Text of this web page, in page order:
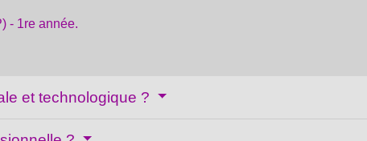
- 1re année.
et technologique ?